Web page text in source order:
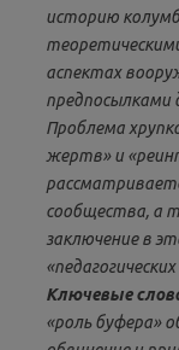
историю
аспектах
предпосылками
Проблема
жертв» и
сообщества, а
заключение в
Ключевые
«роль буфера»